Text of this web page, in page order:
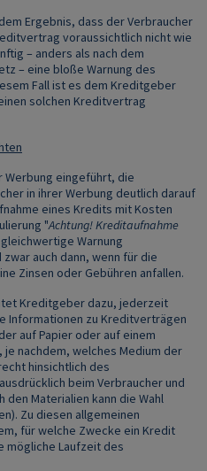
Ergebnis, dass der Verbraucher
voraussichtlich nicht wie
– anders als nach dem
– eine bloße Warnung des
Fall ist es dem Kreditgeber
solchen Kreditvertrag
Werbung eingeführt, die
in ihrer Werbung deutlich darauf
eines Kredits mit Kosten
"Achtung! Kreditaufnahme
Warnung
auch dann, wenn für die
Zinsen oder Gebühren anfallen.
Kreditgeber dazu, jederzeit
Informationen zu Kreditverträgen
auf Papier oder auf einem
nachdem, welches Medium der
hinsichtlich des
beim Verbraucher und
Materialien kann die Wahl
Zu diesen allgemeinen
für welche Zwecke ein Kredit
mögliche Laufzeit des